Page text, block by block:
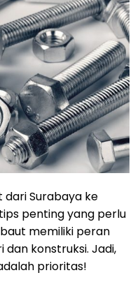
Surabaya ke
penting yang perlu
memiliki peran
konstruksi. Jadi,
prioritas!